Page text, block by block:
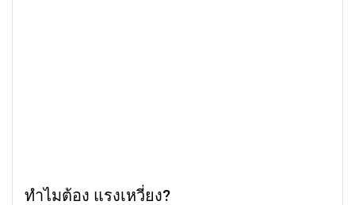
ทําไมต้อง แรงเหวี่ยง?